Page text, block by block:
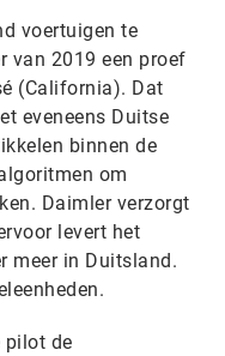
voertuigen te
van 2019 een proef
(California). Dat
eveneens Duitse
binnen de
om
Daimler verzorgt
levert het
meer in Duitsland.
pilot de